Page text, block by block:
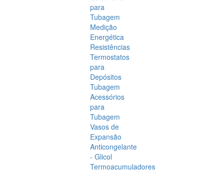
para
Tubagem
Medição
Energética
Resistências
Termostatos
para
Depósitos
Tubagem
Acessórios
para
Tubagem
Vasos de
Expansão
Anticongelante
- Glicol
Termoacumuladores